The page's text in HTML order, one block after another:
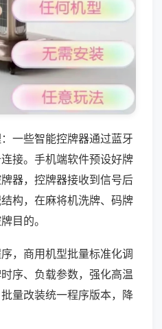
一些智能控牌器通过蓝牙
接。手机端软件预设好牌
器，控牌器接收到信号后
构，在麻将机洗牌、码牌
目的。
，商用机型批量标准化调
序、负载参数，强化高温
量改装统一程序版本，降